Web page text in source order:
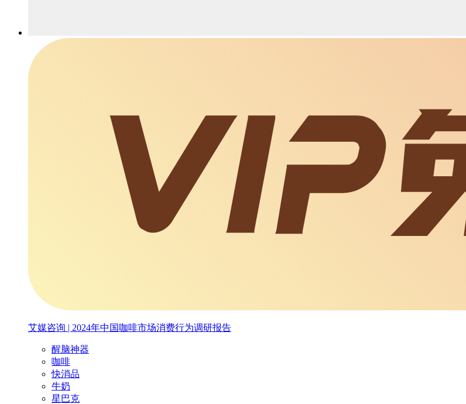
艾媒咨询 | 2024年中国咖啡市场消费行为调研报告
醒脑神器
咖啡
快消品
牛奶
星巴克